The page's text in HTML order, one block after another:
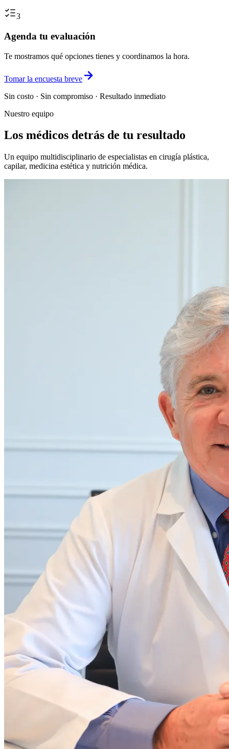
3
Agenda tu evaluación
Te mostramos qué opciones tienes y coordinamos la hora.
Tomar la encuesta breve
Sin costo · Sin compromiso · Resultado inmediato
Nuestro equipo
Los médicos detrás de tu resultado
Un equipo multidisciplinario de especialistas en cirugía plástica,
capilar, medicina estética y nutrición médica.